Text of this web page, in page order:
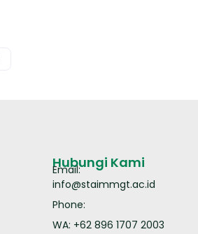
Hubungi Kami
Email:
info@staimmgt.ac.id
Phone:
WA: +62 896 1707 2003